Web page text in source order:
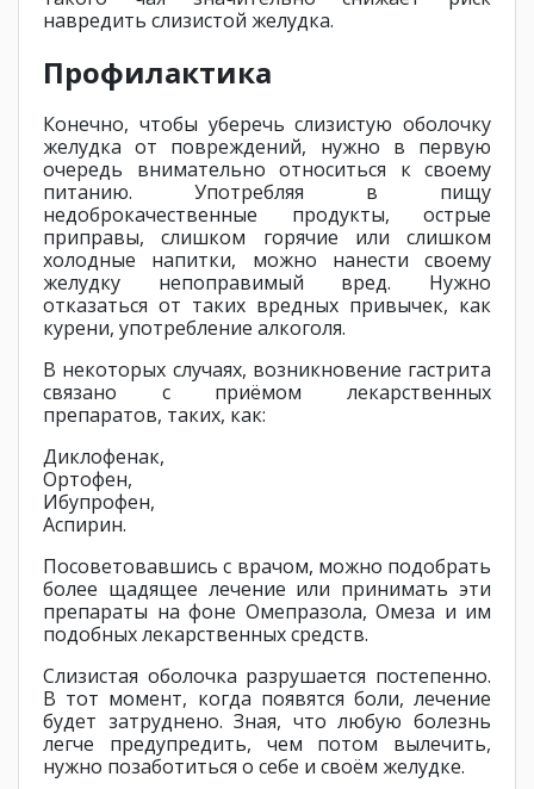
навредить слизистой желудка.
Профилактика
Конечно, чтобы уберечь слизистую оболочку
желудка от повреждений, нужно в первую
очередь внимательно относиться к своему
питанию. Употребляя в пищу
недоброкачественные продукты, острые
приправы, слишком горячие или слишком
холодные напитки, можно нанести своему
желудку непоправимый вред. Нужно
отказаться от таких вредных привычек, как
курени, употребление алкоголя.
В некоторых случаях, возникновение гастрита
связано с приёмом лекарственных
препаратов, таких, как:
Диклофенак,
Ортофен,
Ибупрофен,
Аспирин.
Посоветовавшись с врачом, можно подобрать
более щадящее лечение или принимать эти
препараты на фоне Омепразола, Омеза и им
подобных лекарственных средств.
Слизистая оболочка разрушается постепенно.
В тот момент, когда появятся боли, лечение
будет затруднено. Зная, что любую болезнь
легче предупредить, чем потом вылечить,
нужно позаботиться о себе и своём желудке.